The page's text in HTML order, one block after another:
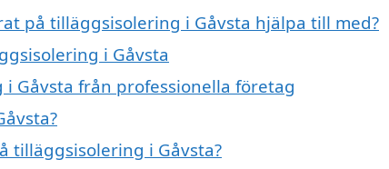
på tilläggsisolering i Gåvsta hjälpa till med?
i Gåvsta
Gåvsta från professionella företag
tilläggsisolering i Gåvsta?